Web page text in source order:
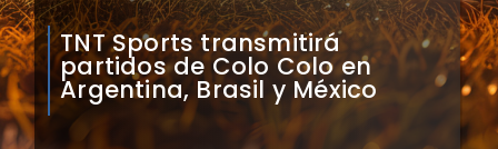
Mauricio Pinilla compara a
Colo Colo con Real Madrid de
Sudamérica